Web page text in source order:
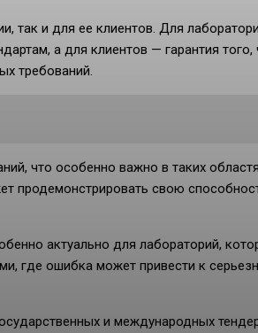
так и для ее клиентов. Для
а для клиентов — гарантия того,
требований.
что особенно важно в таких
продемонстрировать свою
актуально для лабораторий,
где ошибка может привести к
и международных